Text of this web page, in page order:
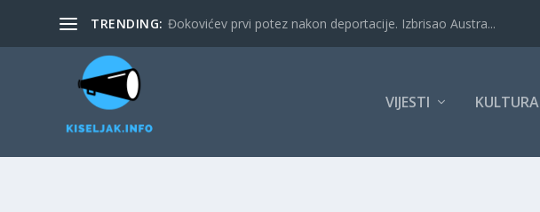
TRENDING: Đokovićev prvi potez nakon deportacije. Izbrisao Austra...
VIJESTI KULTURA